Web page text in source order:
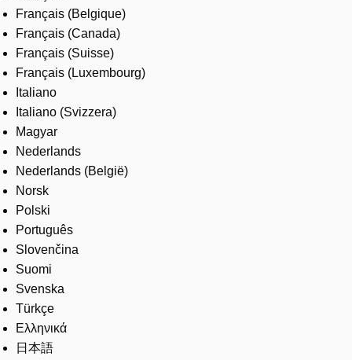
Français (Belgique)
Français (Canada)
Français (Suisse)
Français (Luxembourg)
Italiano
Italiano (Svizzera)
Magyar
Nederlands
Nederlands (België)
Norsk
Polski
Português
Slovenčina
Suomi
Svenska
Türkçe
Ελληνικά
日本語